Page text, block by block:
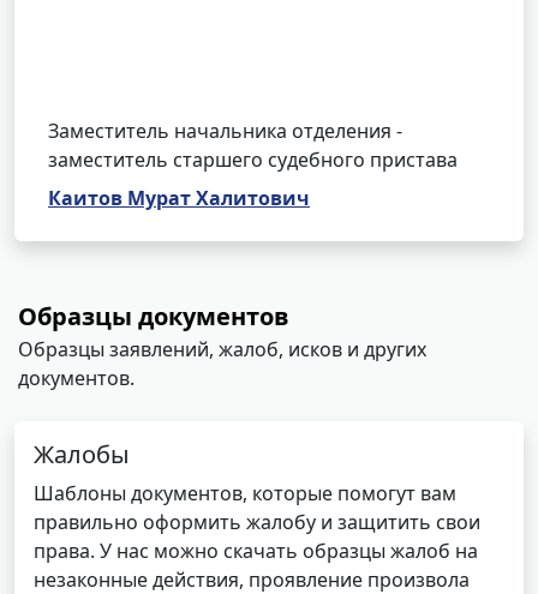
Заместитель начальника отделения -
заместитель старшего судебного пристава
Каитов Мурат Халитович
Образцы документов
Образцы заявлений, жалоб, исков и других
документов.
Жалобы
Шаблоны документов, которые помогут вам
правильно оформить жалобу и защитить свои
права. У нас можно скачать образцы жалоб на
незаконные действия, проявление произвола